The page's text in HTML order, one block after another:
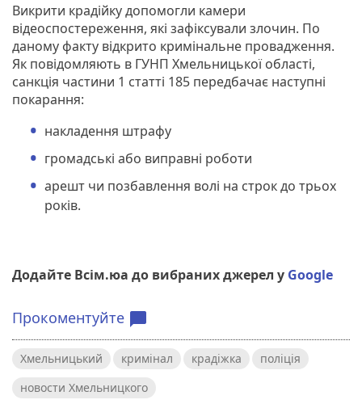
Викрити крадійку допомогли камери
відеоспостереження, які зафіксували злочин. По
даному факту відкрито кримінальне провадження.
Як повідомляють в ГУНП Хмельницької області,
санкція частини 1 статті 185 передбачає наступні
покарання:
накладення штрафу
громадські або виправні роботи
арешт чи позбавлення волі на строк до трьох
років.
Додайте Всім.юа до вибраних джерел у Google
Прокоментуйте chat_bubble
Хмельницький кримінал крадіжка
поліція
новости Хмельницкого